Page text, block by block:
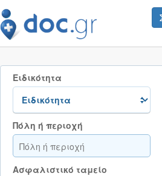
Ειδικότητα
Πόλη ή περιοχή
Ασφαλιστικό ταμείο